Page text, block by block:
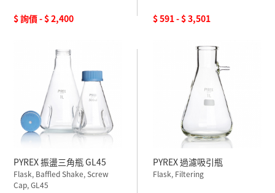
$ 詢價 - $ 2,400 $ 591 - $ 3,501
PYREX 振盪三角瓶 GL45
Flask, Baffled Shake, Screw
Cap, GL45
PYREX 過濾吸引瓶
Flask, Filtering